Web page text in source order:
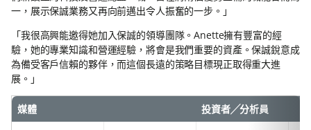
一，展示保誠業務又再向前邁出令人振奮的一步。」
「我很高興能邀得她加入保誠的領導團隊。Anette擁有豐富的經
驗，她的專業知識和營運經驗，將會是我們重要的資產。保誠銳意成
為備受客戶信賴的夥伴，而這個長遠的策略目標現正取得重大進
展。」
媒體 投資者╱分析員